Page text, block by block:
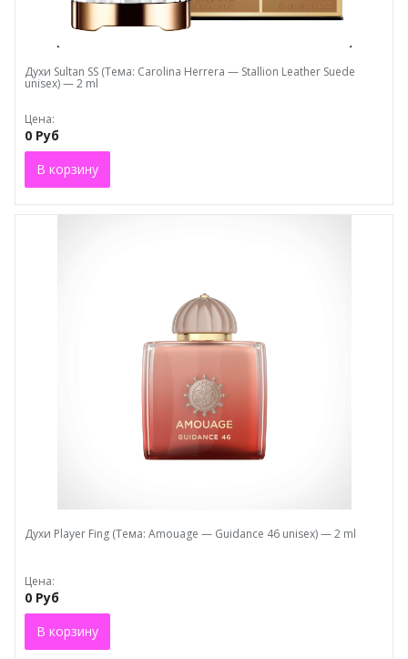
Духи Sultаn SS (Тема: Carolina Herrera — Stallion Leather Suede
unisex) — 2 ml
Цена:
0 Руб
В корзину
Духи Plaуеr Fing (Тема: Amouage — Guidance 46 unisex) — 2 ml
Цена:
0 Руб
В корзину